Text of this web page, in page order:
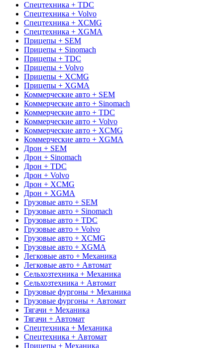
Спецтехника + TDC
Спецтехника + Volvo
Спецтехника + XCMG
Спецтехника + XGMA
Прицепы + SEM
Прицепы + Sinomach
Прицепы + TDC
Прицепы + Volvo
Прицепы + XCMG
Прицепы + XGMA
Коммерческие авто + SEM
Коммерческие авто + Sinomach
Коммерческие авто + TDC
Коммерческие авто + Volvo
Коммерческие авто + XCMG
Коммерческие авто + XGMA
Дрон + SEM
Дрон + Sinomach
Дрон + TDC
Дрон + Volvo
Дрон + XCMG
Дрон + XGMA
Грузовые авто + SEM
Грузовые авто + Sinomach
Грузовые авто + TDC
Грузовые авто + Volvo
Грузовые авто + XCMG
Грузовые авто + XGMA
Легковые авто + Механика
Легковые авто + Автомат
Сельхозтехника + Механика
Сельхозтехника + Автомат
Грузовые фургоны + Механика
Грузовые фургоны + Автомат
Тягачи + Механика
Тягачи + Автомат
Спецтехника + Механика
Спецтехника + Автомат
Прицепы + Механика